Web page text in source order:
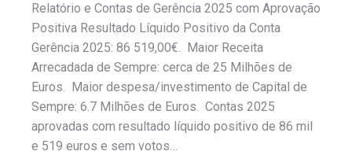
Relatório e Contas de Gerência 2025 com Aprovação
Positiva Resultado Líquido Positivo da Conta
Gerência 2025: 86 519,00€. Maior Receita
Arrecadada de Sempre: cerca de 25 Milhões de
Euros. Maior despesa/investimento de Capital de
Sempre: 6.7 Milhões de Euros. Contas 2025
aprovadas com resultado líquido positivo de 86 mil
e 519 euros e sem votos…